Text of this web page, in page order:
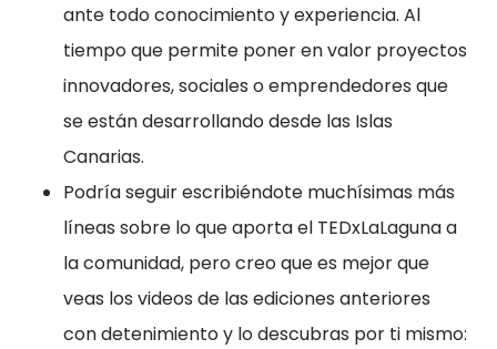
ante todo conocimiento y experiencia. Al
tiempo que permite poner en valor proyectos
innovadores, sociales o emprendedores que
se están desarrollando desde las Islas
Canarias.
Podría seguir escribiéndote muchísimas más
líneas sobre lo que aporta el TEDxLaLaguna a
la comunidad, pero creo que es mejor que
veas los videos de las ediciones anteriores
con detenimiento y lo descubras por ti mismo: